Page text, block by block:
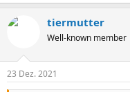
tiermutter
Well-known member
23 Dez. 2021